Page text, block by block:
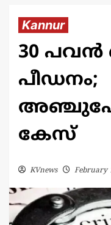
Kannur
30 പവൻ
പീഡനം;
കേസ്
KVnews February